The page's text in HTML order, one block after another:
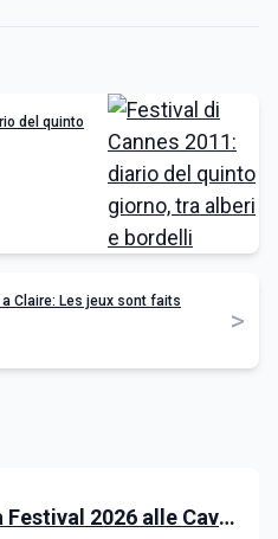
del quinto
a Claire: Les jeux sont faits
>
Festival 2026 alle Cave